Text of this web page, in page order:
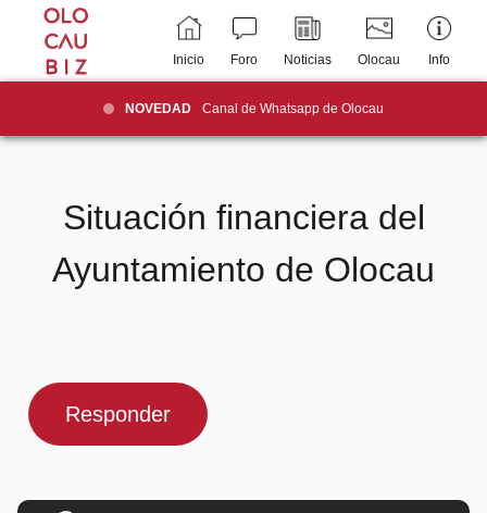
Inicio Foro Noticias Olocau Info
NOVEDAD Canal de Whatsapp de Olocau
Situación financiera del
Ayuntamiento de Olocau
Responder